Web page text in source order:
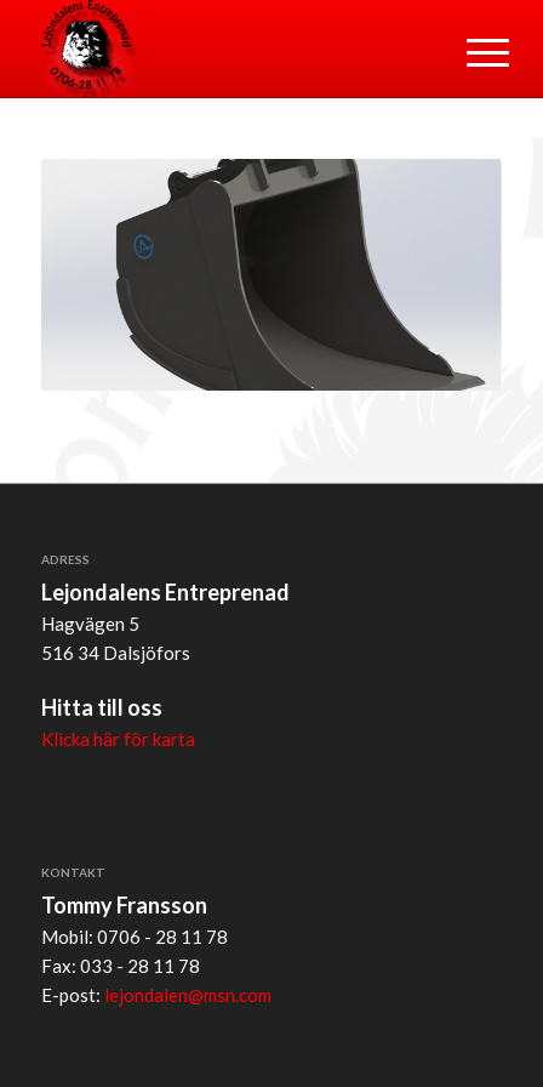
ADRESS
Lejondalens Entreprenad
Hagvägen 5
516 34 Dalsjöfors
Hitta till oss
Klicka här för karta
KONTAKT
Tommy Fransson
Mobil: 0706 - 28 11 78
Fax: 033 - 28 11 78
E-post: lejondalen@msn.com